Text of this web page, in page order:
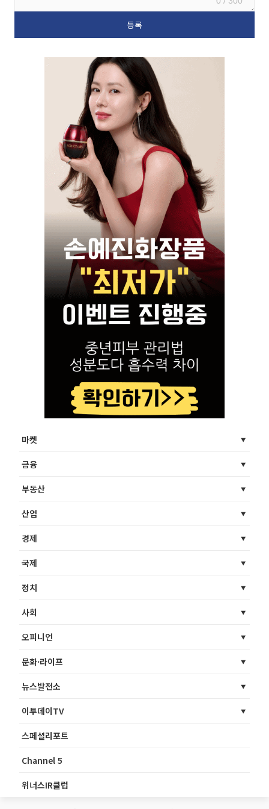
마켓
금융
부동산
산업
경제
국제
정치
사회
오피니언
문화·라이프
뉴스발전소
이투데이TV
스페셜리포트
Channel 5
위너스IR클럽